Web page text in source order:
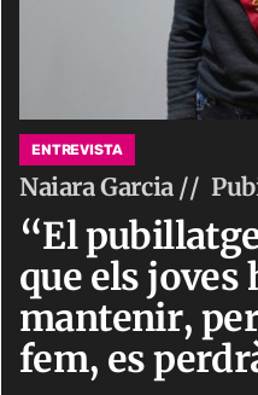
ENTREVISTA
Naiara Garcia //
“El
que els joves
mantenir,
fem, es